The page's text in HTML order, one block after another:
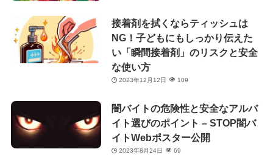
接着剤を拭くならティッシュは
NG！子どもにもしっかり伝えた
い「瞬間接着剤」のリスクと安全
な使い方
2023年12月12日 109
闇バイトの危険性と安全なアルバ
イト選びのポイント – STOP闇バ
イトWebポスター公開
2023年8月24日 69